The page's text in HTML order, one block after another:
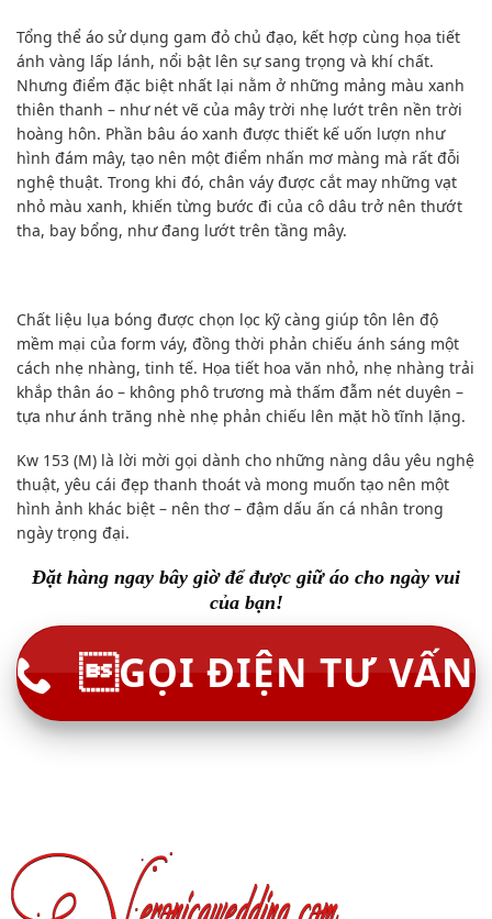
Tổng thể áo sử dụng gam đỏ chủ đạo, kết hợp cùng họa tiết
ánh vàng lấp lánh, nổi bật lên sự sang trọng và khí chất.
Nhưng điểm đặc biệt nhất lại nằm ở những mảng màu xanh
thiên thanh – như nét vẽ của mây trời nhẹ lướt trên nền trời
hoàng hôn. Phần bâu áo xanh được thiết kế uốn lượn như
hình đám mây, tạo nên một điểm nhấn mơ màng mà rất đỗi
nghệ thuật. Trong khi đó, chân váy được cắt may những vạt
nhỏ màu xanh, khiến từng bước đi của cô dâu trở nên thướt
tha, bay bổng, như đang lướt trên tầng mây.
Chất liệu lụa bóng được chọn lọc kỹ càng giúp tôn lên độ
mềm mại của form váy, đồng thời phản chiếu ánh sáng một
cách nhẹ nhàng, tinh tế. Họa tiết hoa văn nhỏ, nhẹ nhàng trải
khắp thân áo – không phô trương mà thấm đẫm nét duyên –
tựa như ánh trăng nhè nhẹ phản chiếu lên mặt hồ tĩnh lặng.
Kw 153 (M) là lời mời gọi dành cho những nàng dâu yêu nghệ
thuật, yêu cái đẹp thanh thoát và mong muốn tạo nên một
hình ảnh khác biệt – nên thơ – đậm dấu ấn cá nhân trong
ngày trọng đại.
Đặt hàng ngay bây giờ để được giữ áo cho ngày vui
của bạn!
GỌI ĐIỆN TƯ VẤN